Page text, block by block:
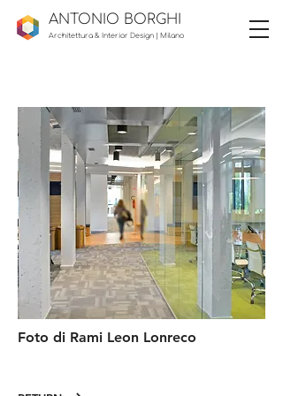
ANTONIO BORGHI
Architettura & Interior Design | Milano
Foto di Rami Leon Lonreco​